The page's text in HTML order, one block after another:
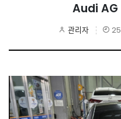
Audi AG
관리자